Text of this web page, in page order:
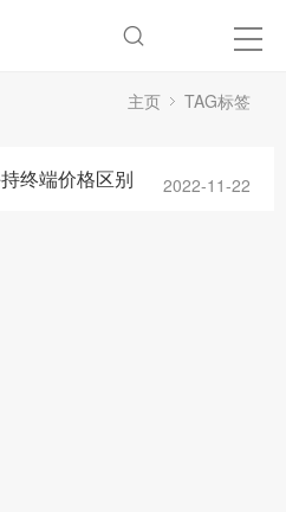
主页 TAG标签
终端价格区别 2022-11-22